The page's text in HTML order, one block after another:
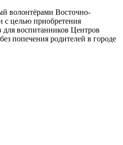
волонтёрами Восточно-
с целью приобретения
воспитанников Центров
попечения родителей в городе